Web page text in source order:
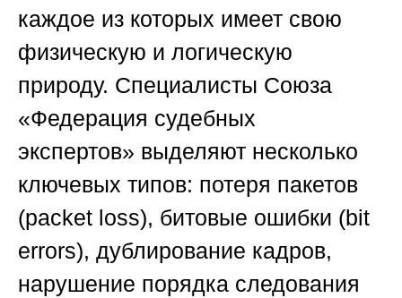
каждое из которых имеет свою
физическую и логическую
природу. Специалисты Союза
«Федерация судебных
экспертов» выделяют несколько
ключевых типов: потеря пакетов
(packet loss), битовые ошибки (bit
errors), дублирование кадров,
нарушение порядка следования